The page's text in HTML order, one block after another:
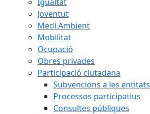
Joventut
Medi Ambient
Mobilitat
Ocupació
Obres privades
Participació ciutadana
Subvencions a les entitats
Processos participatius
Consultes públiques